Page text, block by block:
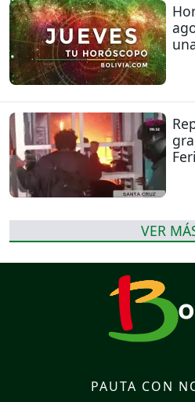
VER
PAUTA CON